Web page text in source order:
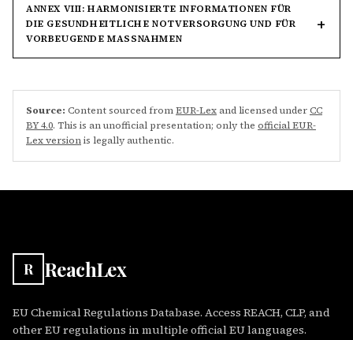
ANNEX VIII: HARMONISIERTE INFORMATIONEN FÜR
DIE GESUNDHEITLICHE NOTVERSORGUNG UND FÜR
VORBEUGENDE MASSNAHMEN
Source: Content sourced fromEUR-Lexand licensed underCC
BY 4.0. This is an unofficial presentation; only the official EUR-
Lex versionis legally authentic.
R ReachLex
EU Chemical Regulations Database. Access REACH, CLP, and
other EU regulations in multiple official EU languages.